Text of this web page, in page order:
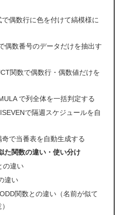
偶数行に色を付けて縞模様に
偶数番号のデータだけを抽出す
関数で偶数行・偶数値だけを
で列全体を一括判定する
で隔週スケジュールを自
で当番表を自動生成する
た関数の違い・使い分け
の違い
違い
関数との違い（名前が似て